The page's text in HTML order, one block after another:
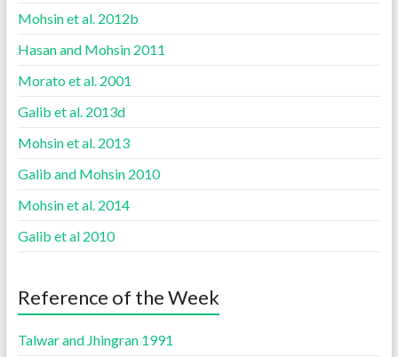
Mohsin et al. 2012b
Hasan and Mohsin 2011
Morato et al. 2001
Galib et al. 2013d
Mohsin et al. 2013
Galib and Mohsin 2010
Mohsin et al. 2014
Galib et al 2010
Reference of the Week
Talwar and Jhingran 1991